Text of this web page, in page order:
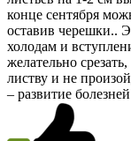
конце сентября
оставив черешки..
холодам и
желательно
листву и не
– развитие